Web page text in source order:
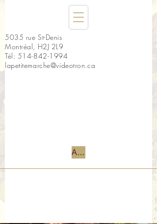
5035 rue St-Denis
Montréal, H2J 2L9
Tél: 514-842-1994
lapetitemarche@videotron.ca
Accueil